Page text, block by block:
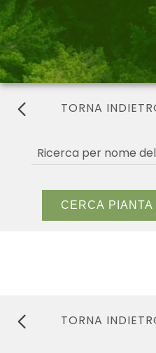
TORNA
TORNA